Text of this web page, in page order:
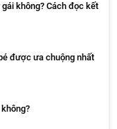
không? Cách đọc kết
được ưa chuộng nhất